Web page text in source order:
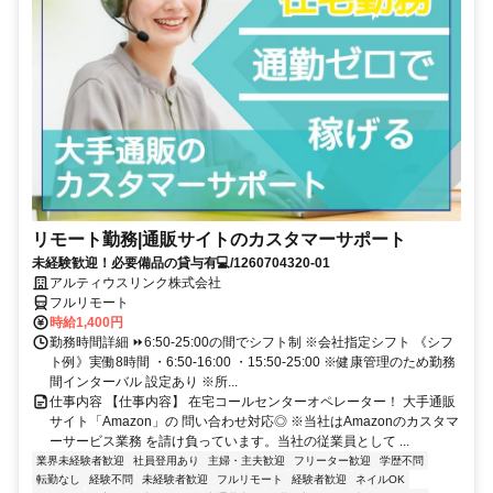
リモート勤務|通販サイトのカスタマーサポート
未経験歓迎！必要備品の貸与有💻/1260704320-01
アルティウスリンク株式会社
フルリモート
時給1,400円
勤務時間詳細 ⏩6:50-25:00の間でシフト制 ※会社指定シフト 《シフ
ト例》実働8時間 ・6:50-16:00 ・15:50-25:00 ※健康管理のため勤務
間インターバル 設定あり ※所...
仕事内容 【仕事内容】 在宅コールセンターオペレーター！ 大手通販
サイト「Amazon」の 問い合わせ対応◎ ※当社はAmazonのカスタマ
ーサービス業務 を請け負っています。当社の従業員として ...
業界未経験者歓迎 社員登用あり 主婦・主夫歓迎 フリーター歓迎
学歴不問
転勤なし
経験不問 未経験者歓迎 フルリモート 経験者歓迎
ネイルOK